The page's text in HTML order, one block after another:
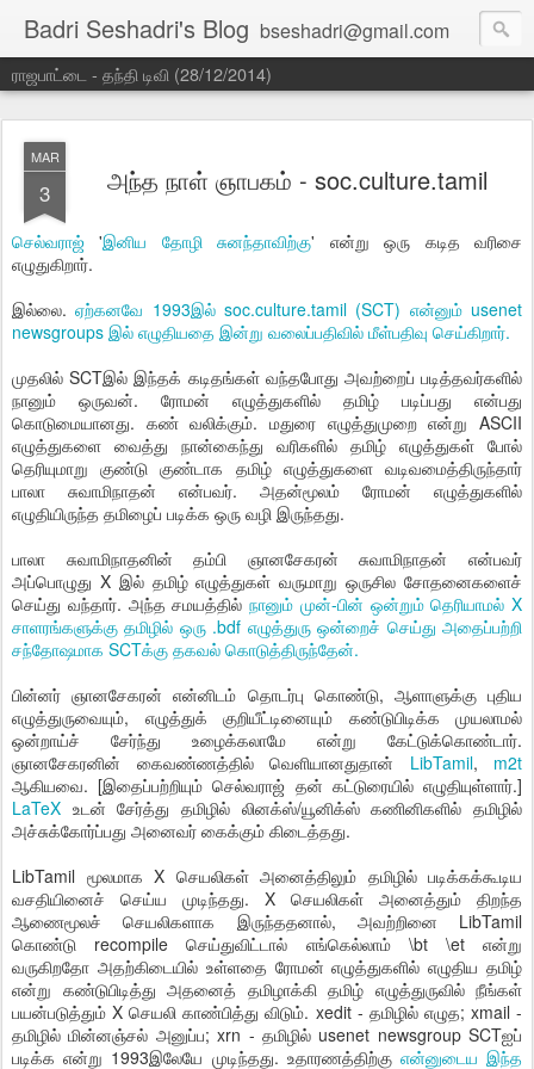
Badri Seshadri's Blog bseshadri@gmail.com
ராஜபாட்டை - தந்தி டிவி (28/12/2014)
MAR
3 அந்த நாள் ஞாபகம் - soc.culture.tamil
செல்வராஜ் 'இனிய தோழி சுனந்தாவிற்கு' என்று ஒரு கடித வரிசை
எழுதுகிறார்.
இல்லை.ஏற்கனவே 1993இல் soc.culture.tamil (SCT) என்னும் usenet
newsgroups இல் எழுதியதை இன்று வலைப்பதிவில் மீள்பதிவு செய்கிறார்.
முதலில் SCTஇல் இந்தக் கடிதங்கள் வந்தபோது அவற்றைப் படித்தவர்களில்
நானும் ஒருவன். ரோமன் எழுத்துகளில் தமிழ் படிப்பது என்பது
கொடுமையானது. கண் வலிக்கும். மதுரை எழுத்துமுறை என்று ASCII
எழுத்துகளை வைத்து நான்கைந்து வரிகளில் தமிழ் எழுத்துகள் போல்
தெரியுமாறு குண்டு குண்டாக தமிழ் எழுத்துகளை வடிவமைத்திருந்தார்
பாலா சுவாமிநாதன் என்பவர். அதன்மூலம் ரோமன் எழுத்துகளில்
எழுதியிருந்த தமிழைப் படிக்க ஒரு வழி இருந்தது.
பாலா சுவாமிநாதனின் தம்பி ஞானசேகரன் சுவாமிநாதன் என்பவர்
அப்பொழுது X இல் தமிழ் எழுத்துகள் வருமாறு ஒருசில சோதனைகளைச்
செய்து வந்தார். அந்த சமயத்தில் நானும் முன்-பின் ஒன்றும் தெரியாமல் X
சாளரங்களுக்கு தமிழில் ஒரு .bdf எழுத்துரு ஒன்றைச் செய்து அதைப்பற்றி
சந்தோஷமாக SCTக்கு தகவல் கொடுத்திருந்தேன்.
பின்னர் ஞானசேகரன் என்னிடம் தொடர்பு கொண்டு, ஆளாளுக்கு புதிய
எழுத்துருவையும், எழுத்துக் குறியீட்டினையும் கண்டுபிடிக்க முயலாமல்
ஒன்றாய்ச் சேர்ந்து உழைக்கலாமே என்று கேட்டுக்கொண்டார்.
ஞானசேகரனின் கைவண்ணத்தில் வெளியானதுதான் LibTamil, m2t
ஆகியவை. [இதைப்பற்றியும் செல்வராஜ் தன் கட்டுரையில் எழுதியுள்ளார்.]
LaTeX உடன் சேர்த்து தமிழில் லினக்ஸ்/யூனிக்ஸ் கணினிகளில் தமிழில்
அச்சுக்கோர்ப்பது அனைவர் கைக்கும் கிடைத்தது.
LibTamil மூலமாக X செயலிகள் அனைத்திலும் தமிழில் படிக்கக்கூடிய
வசதியினைச் செய்ய முடிந்தது. X செயலிகள் அனைத்தும் திறந்த
ஆணைமூலச் செயலிகளாக இருந்ததனால், அவற்றினை LibTamil
கொண்டு recompile செய்துவிட்டால் எங்கெல்லாம் \bt \et என்று
வருகிறதோ அதற்கிடையில் உள்ளதை ரோமன் எழுத்துகளில் எழுதிய தமிழ்
என்று கண்டுபிடித்து அதனைத் தமிழாக்கி தமிழ் எழுத்துருவில் நீங்கள்
பயன்படுத்தும் X செயலி காண்பித்து விடும். xedit - தமிழில் எழுத; xmail -
தமிழில் மின்னஞ்சல் அனுப்ப; xrn - தமிழில் usenet newsgroup SCTஐப்
படிக்க என்று 1993இலேயே முடிந்தது. உதாரணத்திற்கு என்னுடைய இந்த